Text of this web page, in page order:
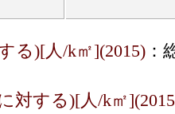
る)[人/k㎡](2015) ：
対する)[人/k㎡